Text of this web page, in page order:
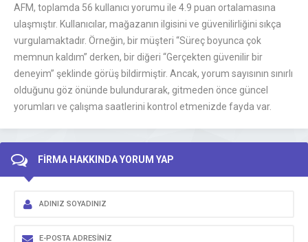
AFM, toplamda 56 kullanıcı yorumu ile 4.9 puan ortalamasına
ulaşmıştır. Kullanıcılar, mağazanın ilgisini ve güvenilirliğini sıkça
vurgulamaktadır. Örneğin, bir müşteri “Süreç boyunca çok
memnun kaldım” derken, bir diğeri “Gerçekten güvenilir bir
deneyim” şeklinde görüş bildirmiştir. Ancak, yorum sayısının sınırlı
olduğunu göz önünde bulundurarak, gitmeden önce güncel
yorumları ve çalışma saatlerini kontrol etmenizde fayda var.
FİRMA HAKKINDA YORUM YAP